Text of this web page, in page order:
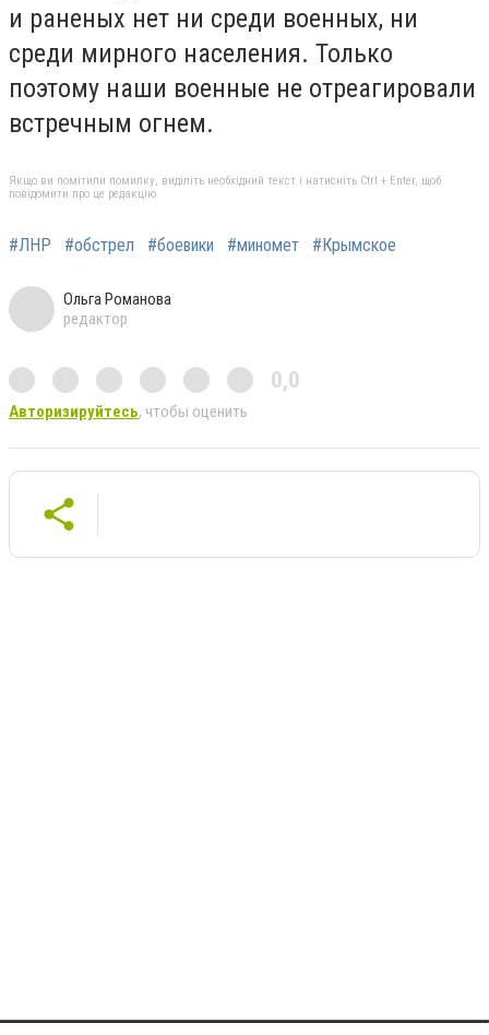
и раненых нет ни среди военных, ни
среди мирного населения. Только
поэтому наши военные не отреагировали
встречным огнем.
Якщо ви помітили помилку, виділіть необхідний текст і натисніть Ctrl + Enter, щоб
повідомити про це редакцію
#ЛНР #обстрел #боевики #миномет #Крымское
Ольга Романова
редактор
0,0
Авторизируйтесь, чтобы оценить